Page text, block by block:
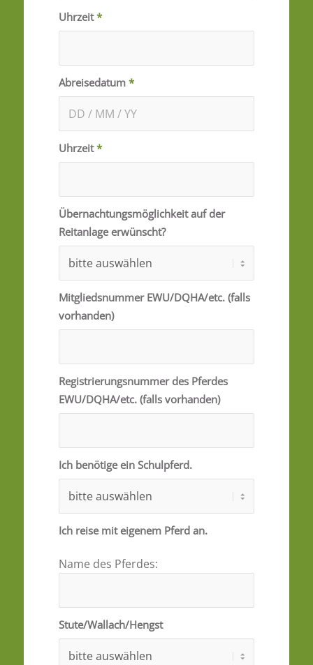
Uhrzeit*
Abreisedatum *
Uhrzeit*
Übernachtungsmöglichkeit auf der
Reitanlage erwünscht?
Mitgliedsnummer EWU/DQHA/etc. (falls
vorhanden)
Registrierungsnummer des Pferdes
EWU/DQHA/etc. (falls vorhanden)
Ich benötige ein Schulpferd.
Ich reise mit eigenem Pferd an.
Name des Pferdes:
Stute/Wallach/Hengst